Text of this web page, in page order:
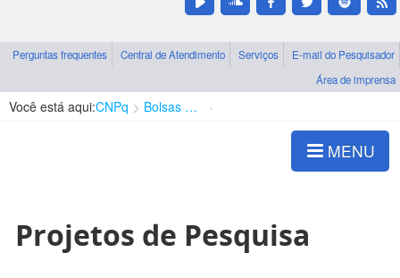
Perguntas frequentes Central de Atendimento Serviços
E-mail do Pesquisador
Área de imprensa
Você está aqui:CNPq Bolsas e Auxílios Vigentes
MENU
Projetos de Pesquisa